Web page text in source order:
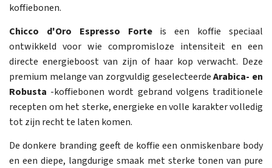
koffiebonen.
Chicco d'Oro Espresso Forteis een koffie speciaal
ontwikkeld voor wie compromisloze intensiteit en een
directe energieboost van zijn of haar kop verwacht. Deze
premium melange van zorgvuldig geselecteerdeArabica- en
Robusta -koffiebonen wordt gebrand volgens traditionele
recepten om het sterke, energieke en volle karakter volledig
tot zijn recht te laten komen.
De donkere branding geeft de koffie een onmiskenbare body
en een diepe, langdurige smaak met sterke tonen van pure